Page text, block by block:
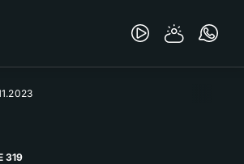
319